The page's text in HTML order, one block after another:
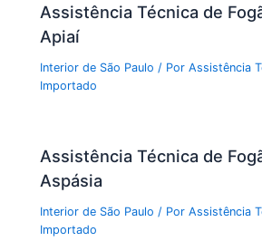
Assistência Técnica de
Apiaí
Interior de São Paulo / PorAssistência
Importado
Assistência Técnica de
Aspásia
Interior de São Paulo / PorAssistência
Importado